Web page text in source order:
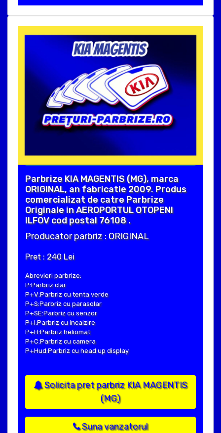
Parbrize KIA MAGENTIS (MG), marca
ORIGINAL, an fabricatie 2009. Produs
comercializat de catre Parbrize
Originale in AEROPORTUL OTOPENI
ILFOV cod postal 76108 .
Producator parbriz : ORIGINAL
Pret : 240 Lei
Abrevieri parbrize:
P:Parbriz clar
P+V:Parbriz cu tenta verde
P+S:Parbriz cu parasolar
P+SE:Parbriz cu senzor
P+I:Parbriz cu incalzire
P+H:Parbriz heliomat
P+C:Parbriz cu camera
P+Hud:Parbriz cu head up display
Solicita pret parbriz KIA MAGENTIS
(MG)
Suna vanzatorul